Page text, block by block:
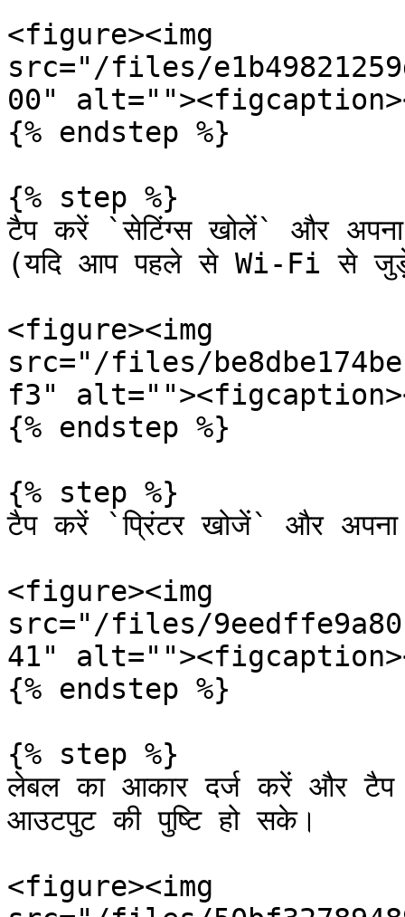
<figure><img
src="/files/
00"
{% endstep %}
{% step %}
टैप करें `सेटिंग्स खोलें` और
(यदि आप पहले से Wi‑Fi से
<figure><img
src="/files/
f3"
{% endstep %}
{% step %}
टैप करें `प्रिंटर खोजें` और अपना
<figure><img
src="/files/
41"
{% endstep %}
{% step %}
लेबल का आकार दर्ज करें और
आउटपुट की पुष्टि हो सके।
<figure><img